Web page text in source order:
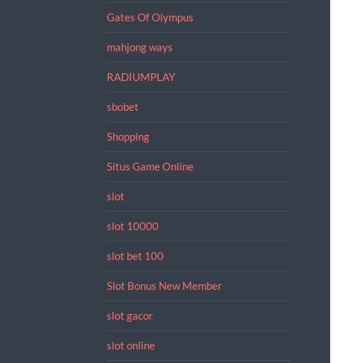
Gates Of Olympus
mahjong ways
RADIUMPLAY
sbobet
Shopping
Situs Game Online
slot
slot 10000
slot bet 100
Slot Bonus New Member
slot gacor
slot online